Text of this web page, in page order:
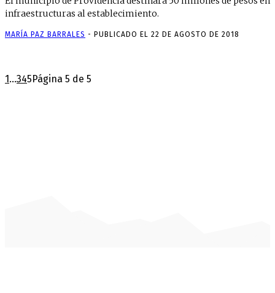
infraestructuras al establecimiento.
MARÍA PAZ BARRALES - PUBLICADO EL 22 DE AGOSTO DE 2018
1 ...345 Página 5 de 5